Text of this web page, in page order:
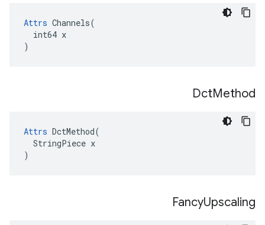
Attrs Channels(
  int64 x
)
DctMethod
Attrs DctMethod(
  StringPiece x
)
FancyUpscaling